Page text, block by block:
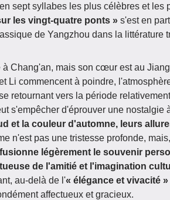
sept syllabes les plus célèbres et les
les vingt-quatre ponts » s'est en
de Yangzhou dans la littérature
à Chang'an, mais son cœur est au
Li commencent à poindre,
retournant vers la période
s'empêcher d'éprouver une nostalgie
et la couleur d'automne, leurs
n'est pas une tristesse profonde,
fusionne légèrement le souvenir
de l'amitié et l'imagination
au-delà de l'« élégance et vivacité »
affectueux et gracieux.